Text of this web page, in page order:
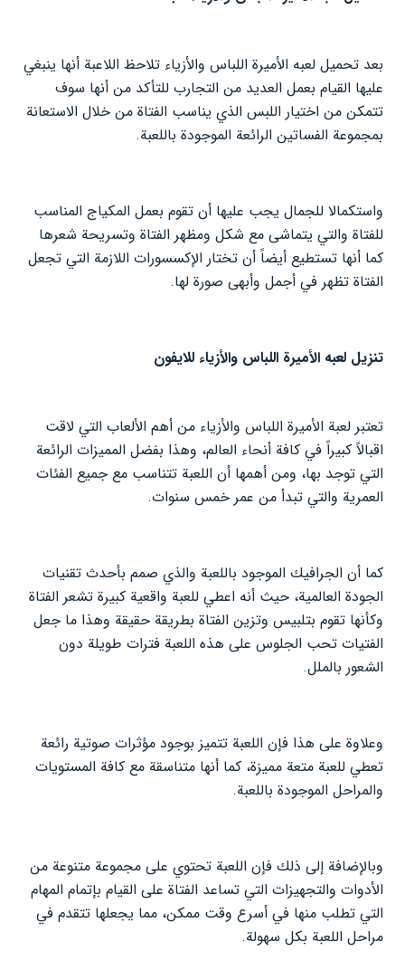
بعد تحميل لعبه الأميرة اللباس والأزياء تلاحظ اللاعبة أنها ينبغي
عليها القيام بعمل العديد من التجارب للتأكد من أنها سوف
تتمكن من اختيار اللبس الذي يناسب الفتاة من خلال الاستعانة
بمجموعة الفساتين الرائعة الموجودة باللعبة.
واستكمالا للجمال يجب عليها أن تقوم بعمل المكياج المناسب
للفتاة والتي يتماشى مع شكل ومظهر الفتاة وتسريحة شعرها
كما أنها تستطيع أيضاً أن تختار الإكسسورات اللازمة التي تجعل
الفتاة تظهر في أجمل وأبهى صورة لها.
تنزيل لعبه الأميرة اللباس والأزياء للايفون
تعتبر لعبة الأميرة اللباس والأزياء من أهم الألعاب التي لاقت
اقبالاً كبيراً في كافة أنحاء العالم، وهذا بفضل المميزات الرائعة
التي توجد بها، ومن أهمها أن اللعبة تتناسب مع جميع الفئات
العمرية والتي تبدأ من عمر خمس سنوات.
كما أن الجرافيك الموجود باللعبة والذي صمم بأحدث تقنيات
الجودة العالمية، حيث أنه اعطي للعبة واقعية كبيرة تشعر الفتاة
وكأنها تقوم بتلبيس وتزين الفتاة بطريقة حقيقة وهذا ما جعل
الفتيات تحب الجلوس على هذه اللعبة فترات طويلة دون
الشعور بالملل.
وعلاوة على هذا فإن اللعبة تتميز بوجود مؤثرات صوتية رائعة
تعطي للعبة متعة مميزة، كما أنها متناسقة مع كافة المستويات
والمراحل الموجودة باللعبة.
وبالإضافة إلى ذلك فإن اللعبة تحتوي على مجموعة متنوعة من
الأدوات والتجهيزات التي تساعد الفتاة على القيام بإتمام المهام
التي تطلب منها في أسرع وقت ممكن، مما يجعلها تتقدم في
مراحل اللعبة بكل سهولة.